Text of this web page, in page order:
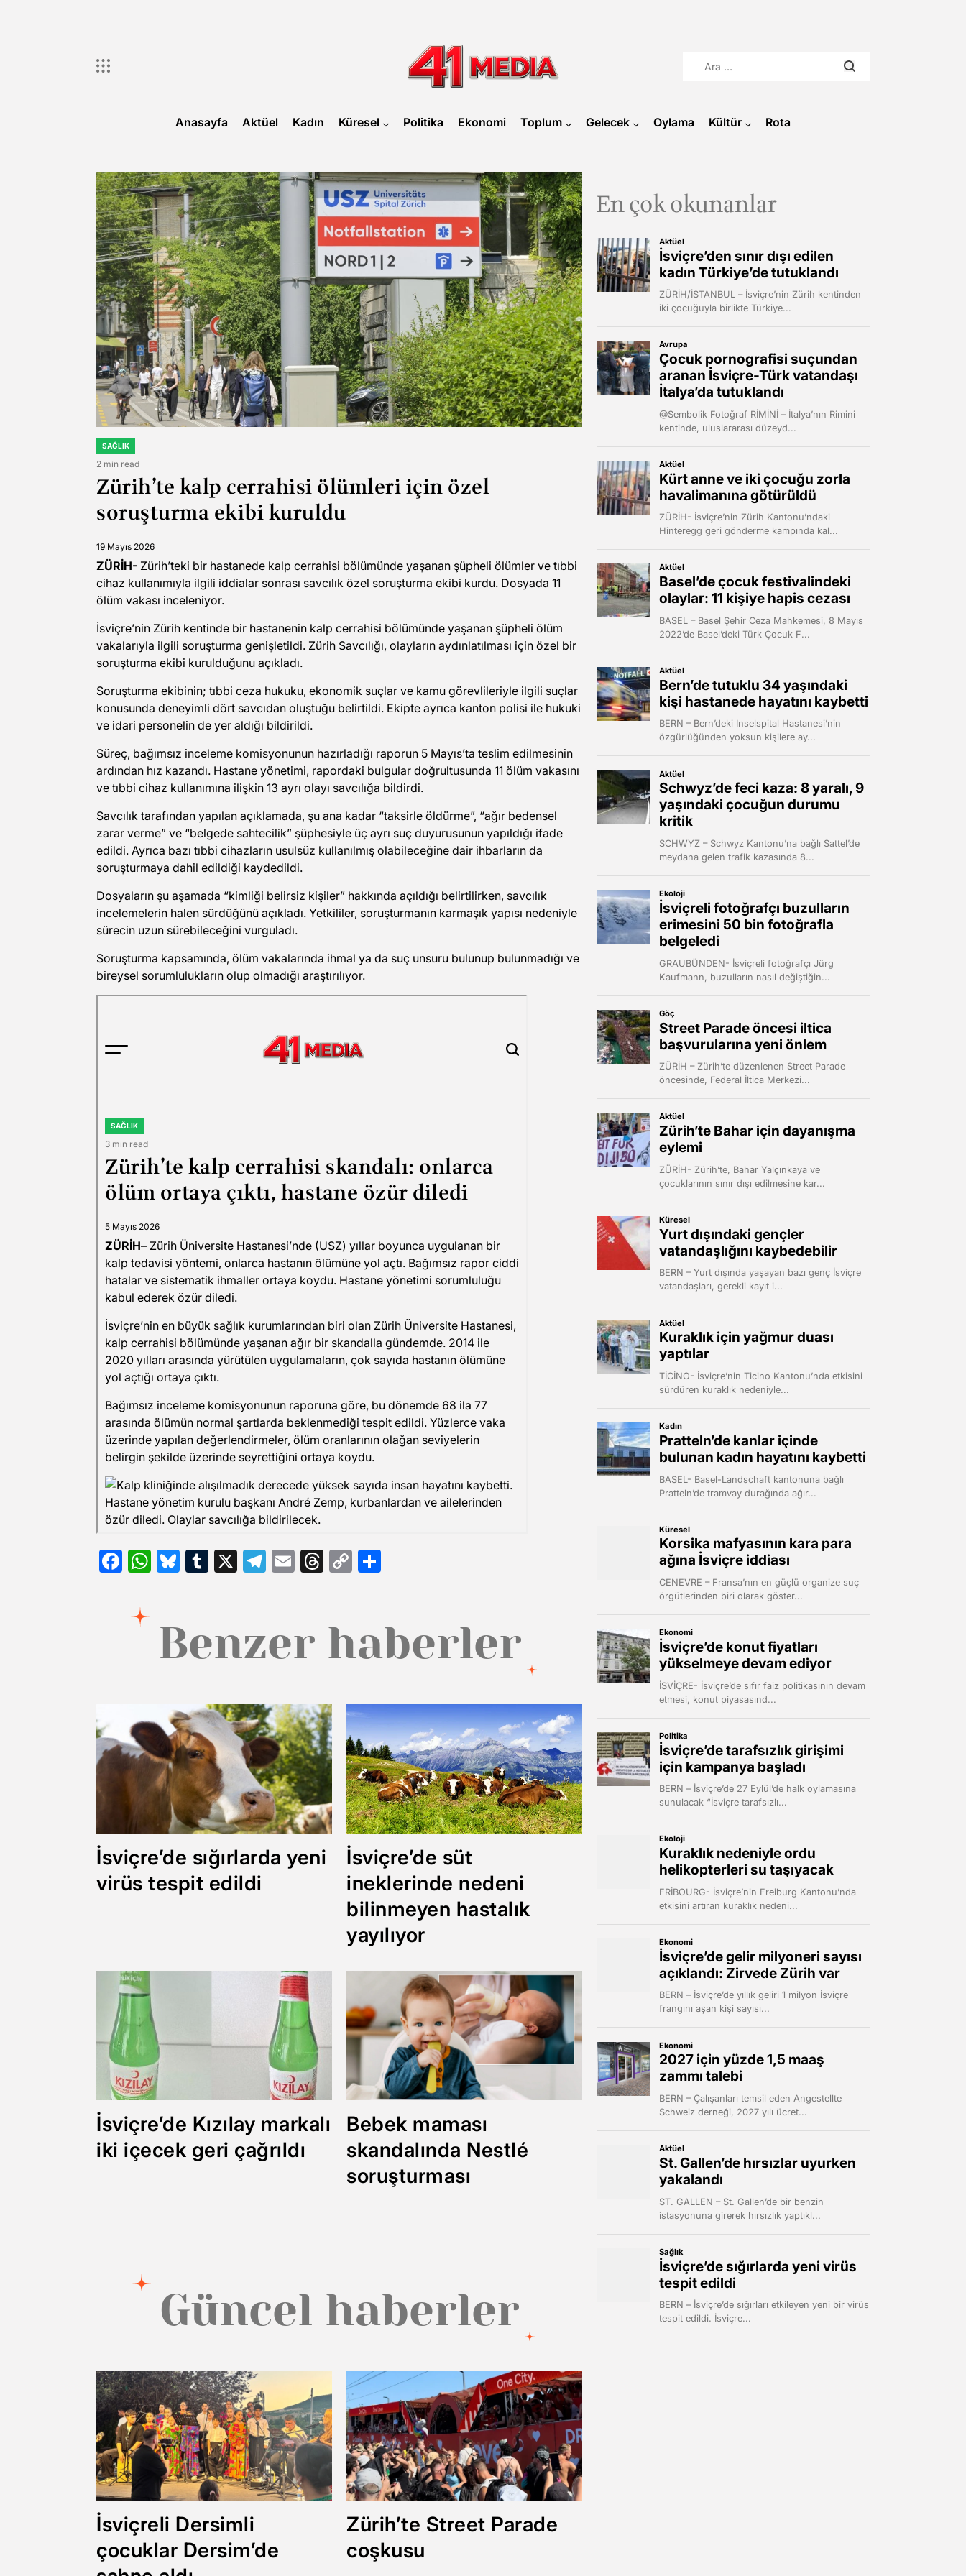
Arama:
Anasayfa Aktüel Kadın Küresel Politika Ekonomi Toplum Gelecek Oylama Kültür Rota
POSTED
IN
SAĞLIK
Estimated
read
time
2 min read
Zürih’te kalp cerrahisi ölümleri için özel
soruşturma ekibi kuruldu
19 Mayıs 2026
ZÜRİH- Zürih’teki bir hastanede kalp cerrahisi bölümünde yaşanan şüpheli ölümler ve tıbbi
cihaz kullanımıyla ilgili iddialar sonrası savcılık özel soruşturma ekibi kurdu. Dosyada 11
ölüm vakası inceleniyor.
İsviçre’nin Zürih kentinde bir hastanenin kalp cerrahisi bölümünde yaşanan şüpheli ölüm
vakalarıyla ilgili soruşturma genişletildi. Zürih Savcılığı, olayların aydınlatılması için özel bir
soruşturma ekibi kurulduğunu açıkladı.
Soruşturma ekibinin; tıbbi ceza hukuku, ekonomik suçlar ve kamu görevlileriyle ilgili suçlar
konusunda deneyimli dört savcıdan oluştuğu belirtildi. Ekipte ayrıca kanton polisi ile hukuki
ve idari personelin de yer aldığı bildirildi.
Süreç, bağımsız inceleme komisyonunun hazırladığı raporun 5 Mayıs’ta teslim edilmesinin
ardından hız kazandı. Hastane yönetimi, rapordaki bulgular doğrultusunda 11 ölüm vakasını
ve tıbbi cihaz kullanımına ilişkin 13 ayrı olayı savcılığa bildirdi.
Savcılık tarafından yapılan açıklamada, şu ana kadar “taksirle öldürme”, “ağır bedensel
zarar verme” ve “belgede sahtecilik” şüphesiyle üç ayrı suç duyurusunun yapıldığı ifade
edildi. Ayrıca bazı tıbbi cihazların usulsüz kullanılmış olabileceğine dair ihbarların da
soruşturmaya dahil edildiği kaydedildi.
Dosyaların şu aşamada “kimliği belirsiz kişiler” hakkında açıldığı belirtilirken, savcılık
incelemelerin halen sürdüğünü açıkladı. Yetkililer, soruşturmanın karmaşık yapısı nedeniyle
sürecin uzun sürebileceğini vurguladı.
Soruşturma kapsamında, ölüm vakalarında ihmal ya da suç unsuru bulunup bulunmadığı ve
bireysel sorumlulukların olup olmadığı araştırılıyor.
Facebook
WhatsApp
Bluesky
Tumblr
X Telegram
EmailThreads
Copy
Benzer haberler
İsviçre’de sığırlarda yeni
virüs tespit edildi
İsviçre’de süt
ineklerinde nedeni
bilinmeyen hastalık
yayılıyor
İsviçre’de Kızılay markalı
iki içecek geri çağrıldı
Bebek maması
skandalında Nestlé
soruşturması
Güncel haberler
İsviçreli Dersimli
çocuklar Dersim’de
Zürih’te Street Parade
coşkusu
En çok okunanlar